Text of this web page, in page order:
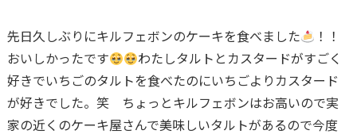
先日久しぶりにキルフェボンのケーキを食べました
！！
おいしかったです
わたしタルトとカスタードがすごく
好きでいちごのタルトを食べたのにいちごよりカスタード
が好きでした。笑 ちょっとキルフェボンはお高いので実
家の近くのケーキ屋さんで美味しいタルトがあるので今度